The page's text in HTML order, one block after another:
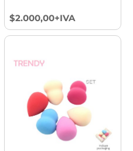
$2.000,00+IVA